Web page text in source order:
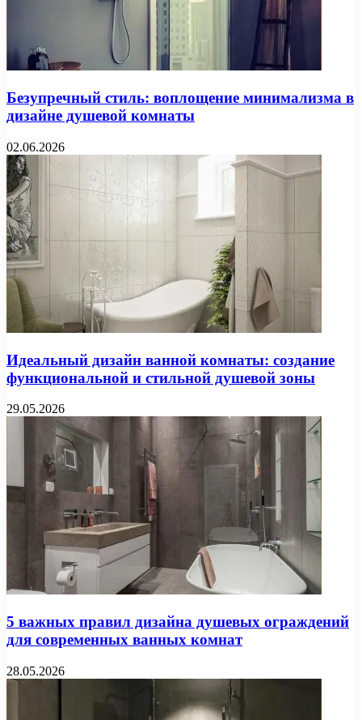
Безупречный стиль: воплощение минимализма в
дизайне душевой комнаты
02.06.2026
Идеальный дизайн ванной комнаты: создание
функциональной и стильной душевой зоны
29.05.2026
5 важных правил дизайна душевых ограждений
для современных ванных комнат
28.05.2026